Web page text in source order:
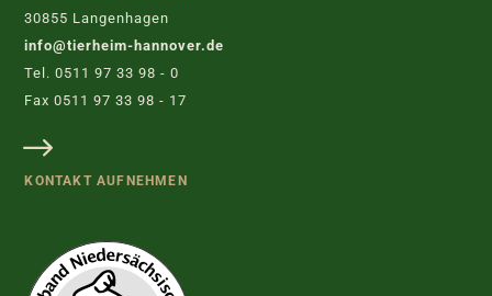
30855 Langenhagen
info@tierheim-hannover.de
Tel. 0511 97 33 98 - 0
Fax 0511 97 33 98 - 17
KONTAKT AUFNEHMEN